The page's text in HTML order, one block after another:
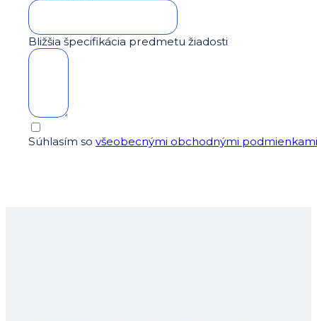
Bližšia špecifikácia predmetu žiadosti
Súhlasím so všeobecnými obchodnými podmienkami